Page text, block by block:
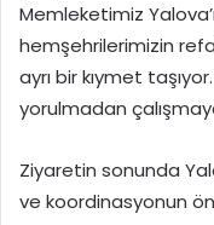
Memleketimiz
hemşehrilerimizin
ayrı bir kıymet
yorulmadan
Ziyaretin sonunda
ve koordinasyonun